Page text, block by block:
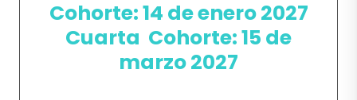
Cohorte: 14 de enero 2027
Cuarta Cohorte: 15 de
marzo 2027